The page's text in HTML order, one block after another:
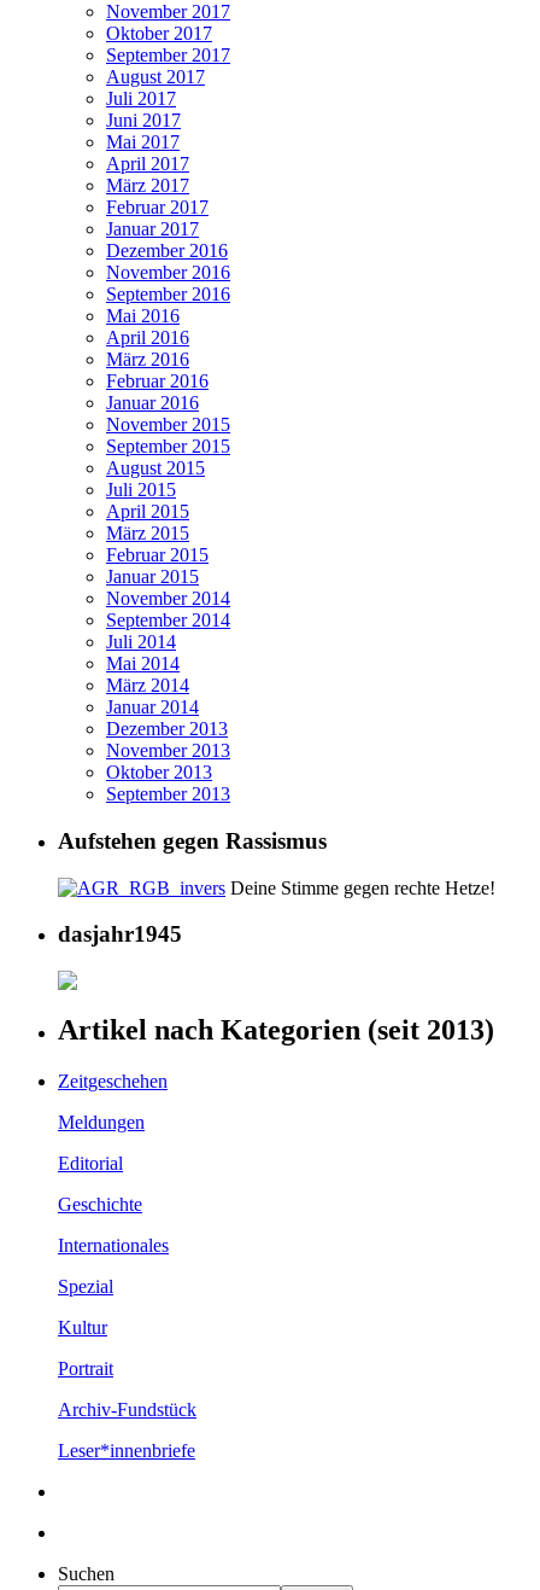
November 2017
Oktober 2017
September 2017
August 2017
Juli 2017
Juni 2017
Mai 2017
April 2017
März 2017
Februar 2017
Januar 2017
Dezember 2016
November 2016
September 2016
Mai 2016
April 2016
März 2016
Februar 2016
Januar 2016
November 2015
September 2015
August 2015
Juli 2015
April 2015
März 2015
Februar 2015
Januar 2015
November 2014
September 2014
Juli 2014
Mai 2014
März 2014
Januar 2014
Dezember 2013
November 2013
Oktober 2013
September 2013
Aufstehen gegen Rassismus
Deine Stimme gegen rechte Hetze!
dasjahr1945
Artikel nach Kategorien (seit 2013)
Zeitgeschehen
Meldungen
Editorial
Geschichte
Internationales
Spezial
Kultur
Portrait
Archiv-Fundstück
Leser*innenbriefe
Suchen